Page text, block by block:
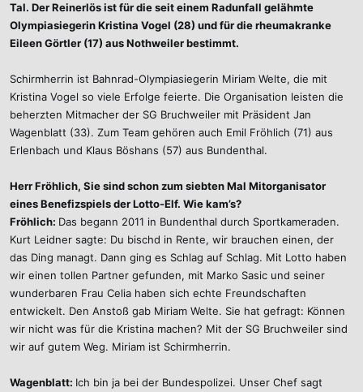
Tal. Der Reinerlös ist für die seit einem Radunfall gelähmte
Olympiasiegerin Kristina Vogel (28) und für die rheumakranke
Eileen Görtler (17) aus Nothweiler bestimmt.
Schirmherrin ist Bahnrad-Olympiasiegerin Miriam Welte, die mit
Kristina Vogel so viele Erfolge feierte. Die Organisation leisten die
beherzten Mitmacher der SG Bruchweiler mit Präsident Jan
Wagenblatt (33). Zum Team gehören auch Emil Fröhlich (71) aus
Erlenbach und Klaus Böshans (57) aus Bundenthal.
Herr Fröhlich, Sie sind schon zum siebten Mal Mitorganisator
eines Benefizspiels der Lotto-Elf. Wie kam’s?
Fröhlich: Das begann 2011 in Bundenthal durch Sportkameraden.
Kurt Leidner sagte: Du bischd in Rente, wir brauchen einen, der
das Ding managt. Dann ging es Schlag auf Schlag. Mit Lotto haben
wir einen tollen Partner gefunden, mit Marko Sasic und seiner
wunderbaren Frau Celia haben sich echte Freundschaften
entwickelt. Den Anstoß gab Miriam Welte. Sie hat gefragt: Können
wir nicht was für die Kristina machen? Mit der SG Bruchweiler sind
wir auf gutem Weg. Miriam ist Schirmherrin.
Wagenblatt: Ich bin ja bei der Bundespolizei. Unser Chef sagt